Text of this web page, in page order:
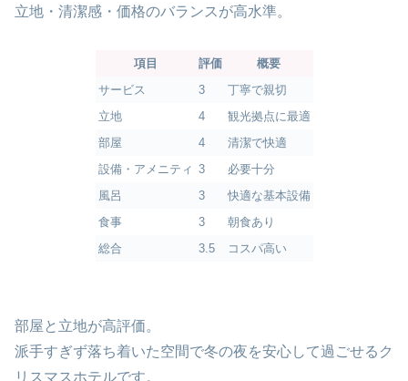
立地・清潔感・価格のバランスが高水準。
項目 評価
概要
サービス
3
丁寧で親切
立地
4
観光拠点に最適
部屋
4
清潔で快適
設備・アメニティ 3
必要十分
風呂
3
快適な基本設備
食事
3
朝食あり
総合
3.5 コスパ高い
部屋と立地が高評価。
派手すぎず落ち着いた空間で冬の夜を安心して過ごせるク
リスマスホテルです。